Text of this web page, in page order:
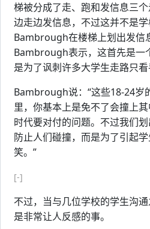
梯被分成了走、跑和发信息三
边走边发信息，不过这并不是
Bambrough在楼梯上划出发信
Bambrough表示，这首先是一
是为了讽刺许多大学生走路只看
Bambrough说：“这些18-24岁
里，你基本上是免不了会撞上
时代要对付的问题。不过我们
防止人们碰撞，而是为了引起
笑。”
[-]
不过，当与几位学校的学生沟
是非常让人反感的事。